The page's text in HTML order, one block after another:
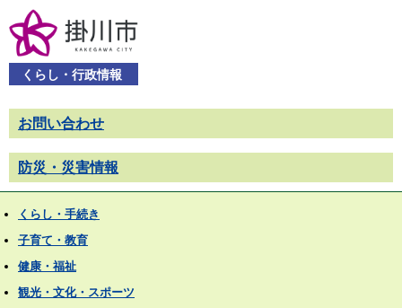
くらし・行政情報
お問い合わせ
防災・災害情報
くらし・手続き
子育て・教育
健康・福祉
観光・文化・スポーツ